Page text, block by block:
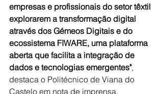
empresas e profissionais do setor têxtil
explorarem a transformação digital
através dos Gémeos Digitais e do
ecossistema FIWARE, uma plataforma
aberta que facilita a integração de
dados e tecnologias emergentes",
destaca o Politécnico de Viana do
Castelo em nota de imprensa.